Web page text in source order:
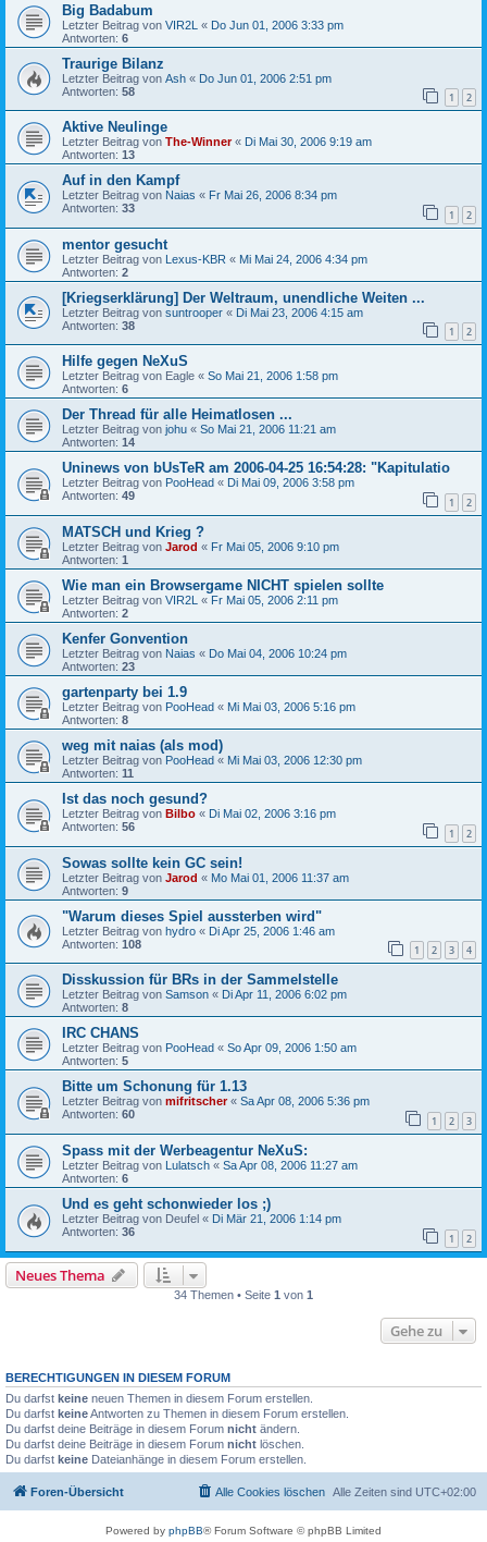
Big Badabum
Letzter Beitrag von VIR2L « Do Jun 01, 2006 3:33 pm
Antworten: 6
Traurige Bilanz
Letzter Beitrag von Ash « Do Jun 01, 2006 2:51 pm
Antworten: 58 1 2
Aktive Neulinge
Letzter Beitrag von The-Winner« Di Mai 30, 2006 9:19 am
Antworten: 13
Auf in den Kampf
Letzter Beitrag von Naias « Fr Mai 26, 2006 8:34 pm
Antworten: 33 1 2
mentor gesucht
Letzter Beitrag von Lexus-KBR « Mi Mai 24, 2006 4:34 pm
Antworten: 2
[Kriegserklärung] Der Weltraum, unendliche Weiten ...
Letzter Beitrag von suntrooper « Di Mai 23, 2006 4:15 am
Antworten: 38 1 2
Hilfe gegen NeXuS
Letzter Beitrag von Eagle « So Mai 21, 2006 1:58 pm
Antworten: 6
Der Thread für alle Heimatlosen ...
Letzter Beitrag von johu « So Mai 21, 2006 11:21 am
Antworten: 14
Uninews von bUsTeR am 2006-04-25 16:54:28: "Kapitulatio
Letzter Beitrag von PooHead « Di Mai 09, 2006 3:58 pm
Antworten: 49 1 2
MATSCH und Krieg ?
Letzter Beitrag von Jarod « Fr Mai 05, 2006 9:10 pm
Antworten: 1
Wie man ein Browsergame NICHT spielen sollte
Letzter Beitrag von VIR2L « Fr Mai 05, 2006 2:11 pm
Antworten: 2
Kenfer Gonvention
Letzter Beitrag von Naias « Do Mai 04, 2006 10:24 pm
Antworten: 23
gartenparty bei 1.9
Letzter Beitrag von PooHead « Mi Mai 03, 2006 5:16 pm
Antworten: 8
weg mit naias (als mod)
Letzter Beitrag von PooHead « Mi Mai 03, 2006 12:30 pm
Antworten: 11
Ist das noch gesund?
Letzter Beitrag von Bilbo « Di Mai 02, 2006 3:16 pm
Antworten: 56 1 2
Sowas sollte kein GC sein!
Letzter Beitrag von Jarod « Mo Mai 01, 2006 11:37 am
Antworten: 9
"Warum dieses Spiel aussterben wird"
Letzter Beitrag von hydro « Di Apr 25, 2006 1:46 am
Antworten: 108 1 2 3 4
Disskussion für BRs in der Sammelstelle
Letzter Beitrag von Samson « Di Apr 11, 2006 6:02 pm
Antworten: 8
IRC CHANS
Letzter Beitrag von PooHead « So Apr 09, 2006 1:50 am
Antworten: 5
Bitte um Schonung für 1.13
Letzter Beitrag von mifritscher« Sa Apr 08, 2006 5:36 pm
Antworten: 60 1 2 3
Spass mit der Werbeagentur NeXuS:
Letzter Beitrag von Lulatsch « Sa Apr 08, 2006 11:27 am
Antworten: 6
Und es geht schonwieder los ;)
Letzter Beitrag von Deufel « Di Mär 21, 2006 1:14 pm
Antworten: 36 1 2
Neues Thema
34 Themen • Seite 1 von 1
Gehe zu
BERECHTIGUNGEN IN DIESEM FORUM
Du darfst keine neuen Themen in diesem Forum erstellen.
Du darfst keineAntworten zu Themen in diesem Forum erstellen.
Du darfst deine Beiträge in diesem Forum nicht ändern.
Du darfst deine Beiträge in diesem Forum nicht löschen.
Du darfst keine Dateianhänge in diesem Forum erstellen.
Foren-Übersicht Alle Zeiten sind UTC+02:00
Alle Cookies löschen
Powered by phpBB® Forum Software © phpBB Limited